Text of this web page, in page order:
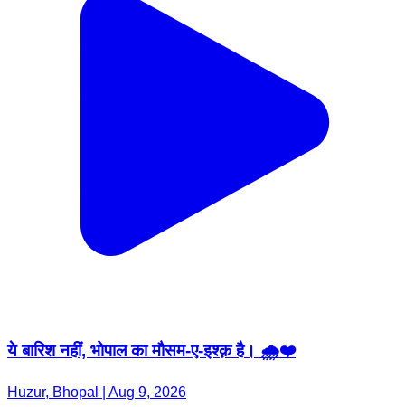
ये बारिश नहीं, भोपाल का मौसम-ए-इश्क़ है। 🌧️❤️
Huzur, Bhopal | Aug 9, 2026